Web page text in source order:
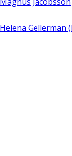
Helena Gellerman